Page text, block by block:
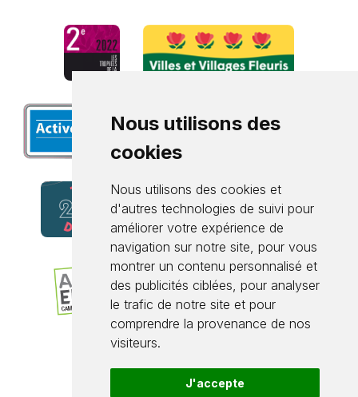
Nous utilisons des
cookies
Nous utilisons des cookies et
d'autres technologies de suivi pour
améliorer votre expérience de
navigation sur notre site, pour vous
montrer un contenu personnalisé et
des publicités ciblées, pour analyser
le trafic de notre site et pour
comprendre la provenance de nos
visiteurs.
J'accepte